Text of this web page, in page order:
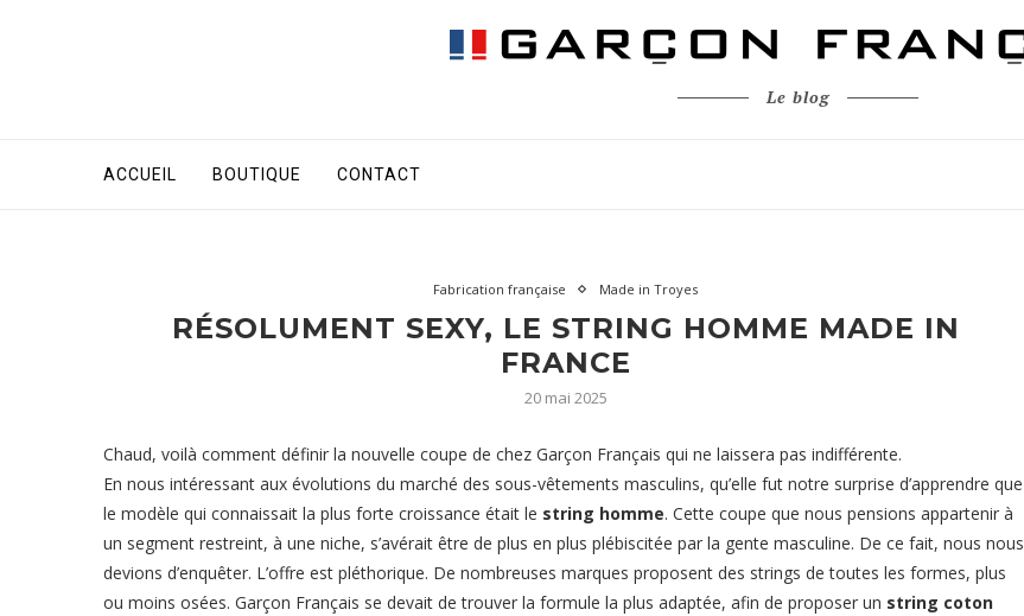
Le blog
ACCUEIL BOUTIQUE CONTACT
Fabrication française Made in Troyes
RÉSOLUMENT SEXY, LE STRING HOMME MADE IN
FRANCE
20 mai 2025
Chaud, voilà comment définir la nouvelle coupe de chez Garçon Français qui ne laissera pas indifférente.
En nous intéressant aux évolutions du marché des sous-vêtements masculins, qu’elle fut notre surprise d’apprendre que
le modèle qui connaissait la plus forte croissance était le string homme. Cette coupe que nous pensions appartenir à
un segment restreint, à une niche, s’avérait être de plus en plus plébiscitée par la gente masculine. De ce fait, nous nous
devions d’enquêter. L’offre est pléthorique. De nombreuses marques proposent des strings de toutes les formes, plus
ou moins osées. Garçon Français se devait de trouver la formule la plus adaptée, afin de proposer un string coton